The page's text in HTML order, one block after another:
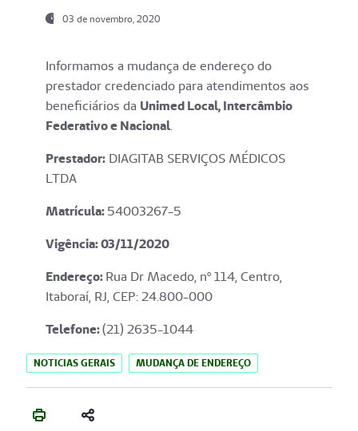
03 de novembro, 2020
Informamos a mudança de endereço do
prestador credenciado para atendimentos aos
beneficiários da Unimed Local, Intercâmbio
Federativo e Nacional.
Prestador: DIAGITAB SERVIÇOS MÉDICOS
LTDA
Matrícula:54003267-5
Vigência: 03/11/2020
Endereço:Rua Dr Macedo, nº 114, Centro,
Itaboraí, RJ, CEP: 24.800-000
Telefone:(21) 2635-1044
NOTICIAS GERAIS MUDANÇA DE ENDEREÇO